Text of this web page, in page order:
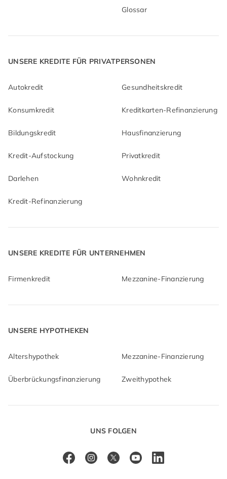
Glossar
UNS FOLGEN
UNSERE KREDITE FÜR PRIVATPERSONEN
Autokredit Gesundheitskredit
Konsumkredit Kreditkarten-Refinanzierung
Bildungskredit Hausfinanzierung
Kredit-Aufstockung Privatkredit
Darlehen Wohnkredit
Kredit-Refinanzierung
UNSERE KREDITE FÜR UNTERNEHMEN
Firmenkredit Mezzanine-Finanzierung
UNSERE HYPOTHEKEN
Altershypothek Mezzanine-Finanzierung
Überbrückungsfinanzierung Zweithypothek